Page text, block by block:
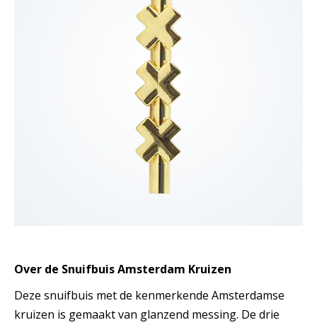
Over de Snuifbuis Amsterdam Kruizen
Deze snuifbuis met de kenmerkende Amsterdamse
kruizen is gemaakt van glanzend messing. De drie